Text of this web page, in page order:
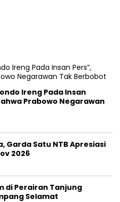
Ireng Pada Insan
Prabowo Negarawan
Garda Satu NTB Apresiasi
2026
di Perairan Tanjung
Selamat